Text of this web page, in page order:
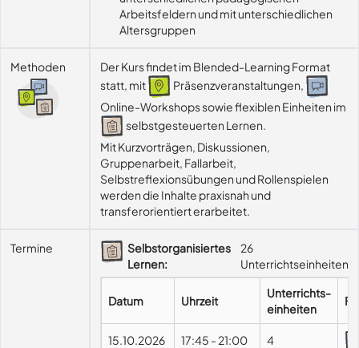
Arbeitsfeldern und mit unterschiedlichen
Altersgruppen
Methoden
Der Kurs findet im Blended-Learning Format
statt, mit
Präsenzveranstaltungen,
Online-Workshops sowie flexiblen Einheiten im
selbstgesteuerten Lernen.
Mit Kurzvorträgen, Diskussionen,
Gruppenarbeit, Fallarbeit,
Selbstreflexionsübungen und Rollenspielen
werden die Inhalte praxisnah und
transferorientiert erarbeitet.
Termine
Selbstorganisiertes
Lernen:
26
Unterrichtseinheiten
Datum Uhrzeit
Unterrichts-
einheiten
15.10.2026 17:45 - 21:00 4